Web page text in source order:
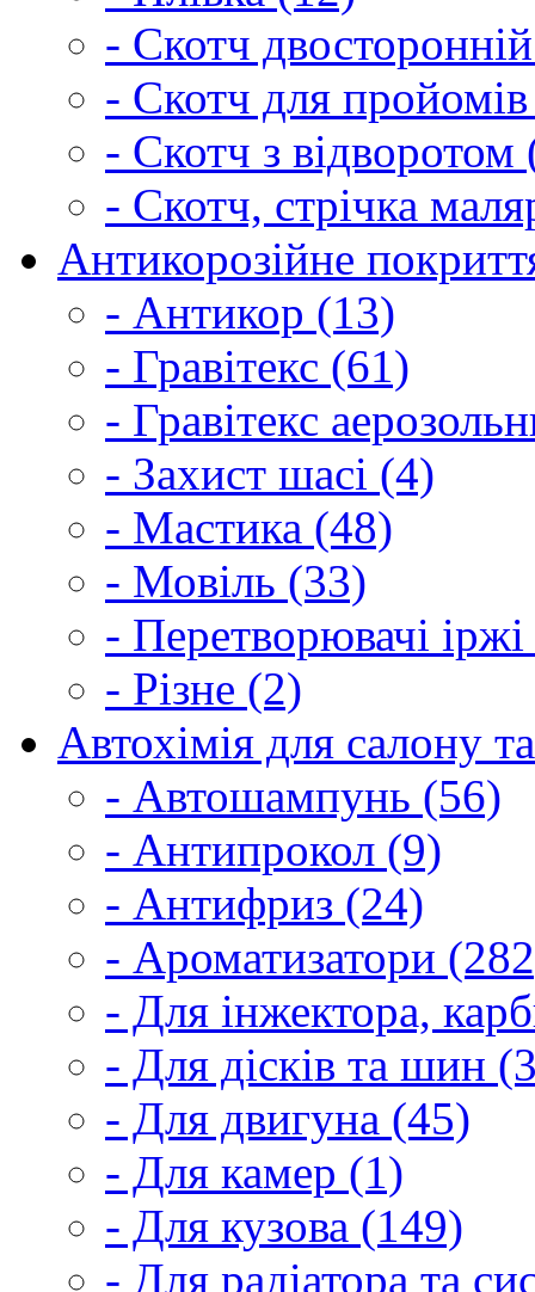
- Скотч
- Скотч для
- Скотч з відворотом
- Скотч, стрічка
Антикорозійне
- Антикор (13)
- Гравітекс (61)
- Гравітекс
- Захист шасі (4)
- Мастика (48)
- Мовіль (33)
- Перетворювачі
- Різне (2)
Автохімія для салону
- Автошампунь (56)
- Антипрокол (9)
- Антифриз (24)
- Ароматизатори
- Для інжектора,
- Для дісків та шин
- Для двигуна (45)
- Для камер (1)
- Для кузова (149)
- Для радіатора та